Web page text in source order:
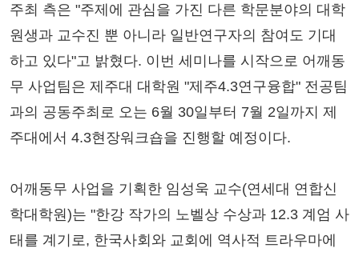
주최 측은 "주제에 관심을 가진 다른 학문분야의 대학
원생과 교수진 뿐 아니라 일반연구자의 참여도 기대
하고 있다"고 밝혔다. 이번 세미나를 시작으로 어깨동
무 사업팀은 제주대 대학원 "제주4.3연구융합" 전공팀
과의 공동주최로 오는 6월 30일부터 7월 2일까지 제
주대에서 4.3현장워크숍을 진행할 예정이다.
어깨동무 사업을 기획한 임성욱 교수(연세대 연합신
학대학원)는 "한강 작가의 노벨상 수상과 12.3 계엄 사
태를 계기로, 한국사회와 교회에 역사적 트라우마에